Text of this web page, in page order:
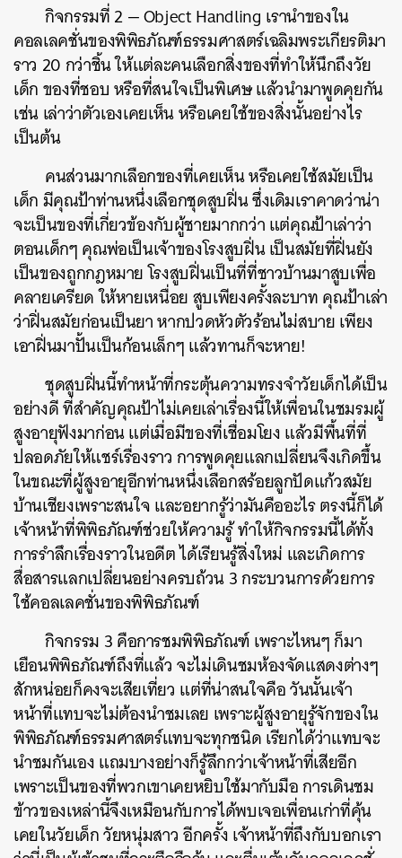
กิจกรรมที่ 2 — Object Handling เรานำของใน
คอลเลคชั่นของพิพิธภัณฑ์ธรรมศาสตร์เฉลิมพระเกียรติมา
ราว 20 กว่าชิ้น ให้แต่ละคนเลือกสิ่งของที่ทำให้นึกถึงวัย
เด็ก ของที่ชอบ หรือที่สนใจเป็นพิเศษ แล้วนำมาพูดคุยกัน
เช่น เล่าว่าตัวเองเคยเห็น หรือเคยใช้ของสิ่งนั้นอย่างไร
เป็นต้น
คนส่วนมากเลือกของที่เคยเห็น หรือเคยใช้สมัยเป็น
เด็ก มีคุณป้าท่านหนึ่งเลือกชุดสูบฝิ่น ซึ่งเดิมเราคาดว่าน่า
จะเป็นของที่เกี่ยวข้องกับผู้ชายมากกว่า แต่คุณป้าเล่าว่า
ตอนเด็กๆ คุณพ่อเป็นเจ้าของโรงสูบฝิ่น เป็นสมัยที่ฝิ่นยัง
เป็นของถูกกฎหมาย โรงสูบฝิ่นเป็นที่ที่ชาวบ้านมาสูบเพื่อ
คลายเครียด ให้หายเหนื่อย สูบเพียงครั้งละบาท คุณป้าเล่า
ว่าฝิ่นสมัยก่อนเป็นยา หากปวดหัวตัวร้อนไม่สบาย เพียง
เอาฝิ่นมาปั้นเป็นก้อนเล็กๆ แล้วทานก็จะหาย!
ชุดสูบฝิ่นนี้ทำหน้าที่กระตุ้นความทรงจำวัยเด็กได้เป็น
อย่างดี ที่สำคัญคุณป้าไม่เคยเล่าเรื่องนี้ให้เพื่อนในชมรมผู้
สูงอายุฟังมาก่อน แต่เมื่อมีของที่เชื่อมโยง แล้วมีพื้นที่ที่
ปลอดภัยให้แชร์เรื่องราว การพูดคุยแลกเปลี่ยนจึงเกิดขึ้น
ในขณะที่ผู้สูงอายุอีกท่านหนึ่งเลือกสร้อยลูกปัดแก้วสมัย
บ้านเชียงเพราะสนใจ และอยากรู้ว่ามันคืออะไร ตรงนี้ก็ได้
เจ้าหน้าที่พิพิธภัณฑ์ช่วยให้ความรู้ ทำให้กิจกรรมนี้ได้ทั้ง
การรำลึกเรื่องราวในอดีต ได้เรียนรู้สิ่งใหม่ และเกิดการ
สื่อสารแลกเปลี่ยนอย่างครบถ้วน 3 กระบวนการด้วยการ
ใช้คอลเลคชั่นของพิพิธภัณฑ์
กิจกรรม 3 คือการชมพิพิธภัณฑ์ เพราะไหนๆ ก็มา
เยือนพิพิธภัณฑ์ถึงที่แล้ว จะไม่เดินชมห้องจัดแสดงต่างๆ
สักหน่อยก็คงจะเสียเที่ยว แต่ที่น่าสนใจคือ วันนั้นเจ้า
หน้าที่แทบจะไม่ต้องนำชมเลย เพราะผู้สูงอายุรู้จักของใน
พิพิธภัณฑ์ธรรมศาสตร์แทบจะทุกชนิด เรียกได้ว่าแทบจะ
นำชมกันเอง แถมบางอย่างก็รู้ลึกกว่าเจ้าหน้าที่เสียอีก
เพราะเป็นของที่พวกเขาเคยหยิบใช้มากับมือ การเดินชม
ข้าวของเหล่านี้จึงเหมือนกับการได้พบเจอเพื่อนเก่าที่คุ้น
เคยในวัยเด็ก วัยหนุ่มสาว อีกครั้ง เจ้าหน้าที่ถึงกับบอกเรา